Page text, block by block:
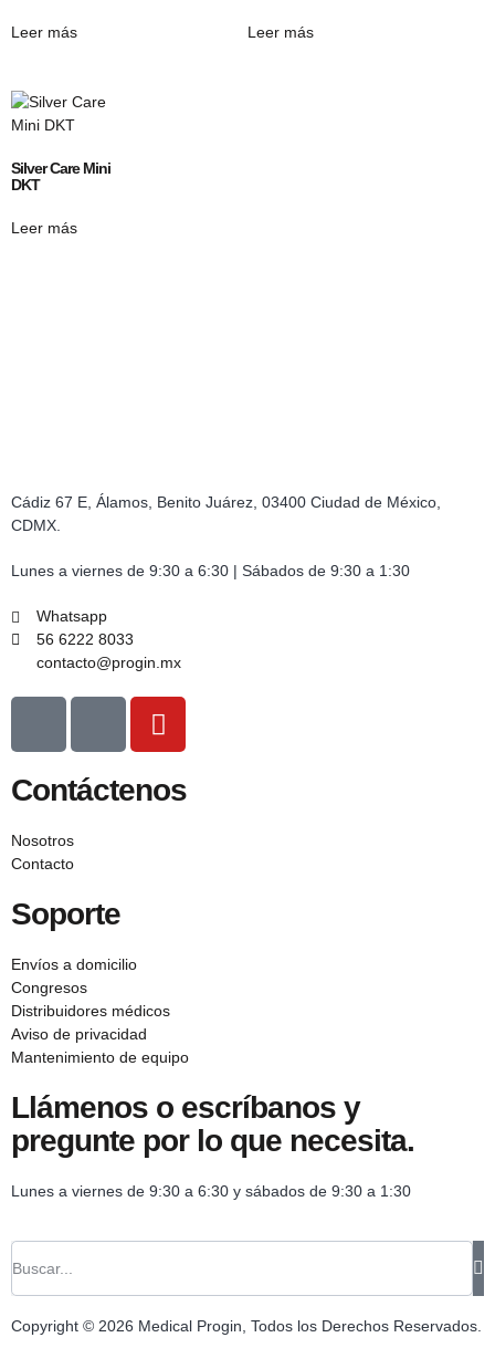
Leer más Leer más
Silver Care Mini
DKT
Leer más
Cádiz 67 E, Álamos, Benito Juárez, 03400 Ciudad de México,
CDMX.
Lunes a viernes de 9:30 a 6:30 | Sábados de 9:30 a 1:30
Whatsapp
56 6222 8033
contacto@progin.mx
Contáctenos
Nosotros
Contacto
Soporte
Envíos a domicilio
Congresos
Distribuidores médicos
Aviso de privacidad
Mantenimiento de equipo
Llámenos o escríbanos y
pregunte por lo que necesita.
Lunes a viernes de 9:30 a 6:30 y sábados de 9:30 a 1:30
Copyright © 2026 Medical Progin, Todos los Derechos Reservados.